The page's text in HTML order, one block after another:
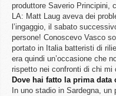
produttore Saverio Principini,
LA: Matt Laug aveva dei
l’ingaggio, il sabato
persone! Conoscevo Vasco
portato in Italia batteristi di
era quindi un’occasione che
rispetto nei confronti di chi mi
Dove hai fatto la prima data
In uno stadio in Sardegna,